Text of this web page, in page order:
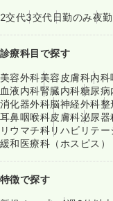
2交代3交代日勤のみ夜
診療科目で探す
美容外科美容皮膚科内科
血液内科腎臓内科糖尿病
消化器外科脳神経外科整
耳鼻咽喉科皮膚科泌尿器
リウマチ科リハビリテ
緩和医療科（ホスピス）
特徴で探す